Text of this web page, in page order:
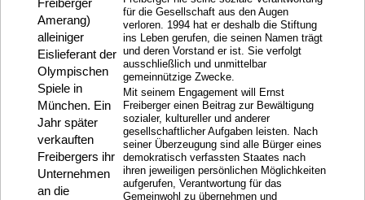
für die Gesellschaft aus den Augen
verloren. 1994 hat er deshalb die Stiftung
ins Leben gerufen, die seinen Namen trägt
und deren Vorstand er ist. Sie verfolgt
ausschließlich und unmittelbar
gemeinnützige Zwecke.
Mit seinem Engagement will Ernst
Freiberger einen Beitrag zur Bewältigung
sozialer, kultureller und anderer
gesellschaftlicher Aufgaben leisten. Nach
seiner Überzeugung sind alle Bürger eines
demokratisch verfassten Staates nach
ihren jeweiligen persönlichen Möglichkeiten
aufgerufen, Verantwortung für das
Gemeinwohl zu übernehmen und
Amerang)
alleiniger
Eislieferant der
Olympischen
Spiele in
München. Ein
Jahr später
verkauften
Freibergers ihr
Unternehmen
an die